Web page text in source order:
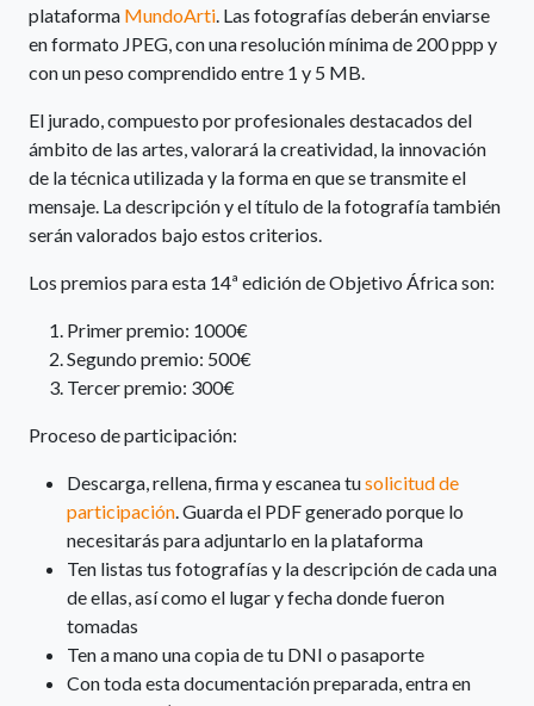
plataforma MundoArti. Las fotografías deberán enviarse
en formato JPEG, con una resolución mínima de 200 ppp y
con un peso comprendido entre 1 y 5 MB.
El jurado, compuesto por profesionales destacados del
ámbito de las artes, valorará la creatividad, la innovación
de la técnica utilizada y la forma en que se transmite el
mensaje. La descripción y el título de la fotografía también
serán valorados bajo estos criterios.
Los premios para esta 14ª edición de Objetivo África son:
Primer premio: 1000€
Segundo premio: 500€
Tercer premio: 300€
Proceso de participación:
Descarga, rellena, firma y escanea tusolicitud de
participación. Guarda el PDF generado porque lo
necesitarás para adjuntarlo en la plataforma
Ten listas tus fotografías y la descripción de cada una
de ellas, así como el lugar y fecha donde fueron
tomadas
Ten a mano una copia de tu DNI o pasaporte
Con toda esta documentación preparada, entra en